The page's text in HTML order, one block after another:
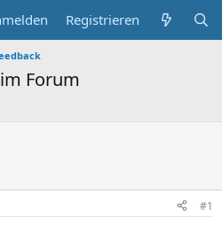
Registrieren
Forum
#1